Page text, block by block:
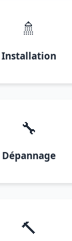
🚿
Installation
🔧
Dépannage
🔨